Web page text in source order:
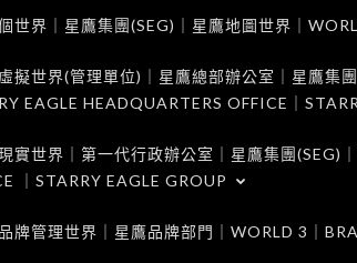
世界｜星鷹集團(SEG)｜星鷹地圖世界｜
擬世界(管理單位)｜星鷹總部辦公室｜星鷹集
EAGLE HEADQUARTERS OFFICE｜
實世界｜第一代行政辦公室｜星鷹集團
｜STARRY EAGLE GROUP
牌管理世界｜星鷹品牌部門｜WORLD 3｜